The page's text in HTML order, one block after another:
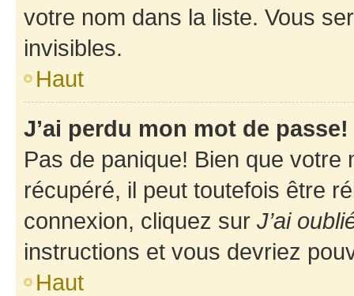
votre nom dans la liste. Vous
invisibles.
Haut
J’ai perdu mon mot de passe!
Pas de panique! Bien que
récupéré, il peut toutefois être
connexion, cliquez sur J’ai
instructions et vous devriez
Haut